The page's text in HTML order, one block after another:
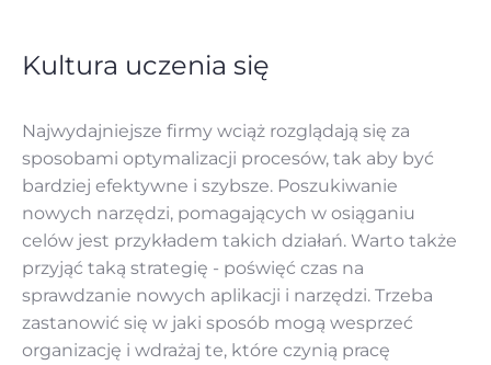
Kultura uczenia się
Najwydajniejsze firmy wciąż rozglądają się za
sposobami optymalizacji procesów, tak aby być
bardziej efektywne i szybsze. Poszukiwanie
nowych narzędzi, pomagających w osiąganiu
celów jest przykładem takich działań. Warto także
przyjąć taką strategię - poświęć czas na
sprawdzanie nowych aplikacji i narzędzi. Trzeba
zastanowić się w jaki sposób mogą wesprzeć
organizację i wdrażaj te, które czynią pracę